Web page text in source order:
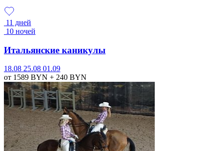
11 дней
10 ночей
Итальянские каникулы
18.08 25.08 01.09
от 1589 BYN + 240 BYN